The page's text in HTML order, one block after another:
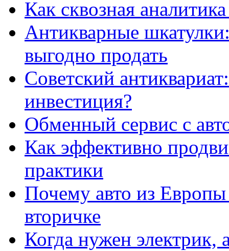
Как сквозная
Антикварные
выгодно продать
Советский
инвестиция?
Обменный сервис с
Как эффективно
практики
Почему авто из
вторичке
Когда нужен электрик,